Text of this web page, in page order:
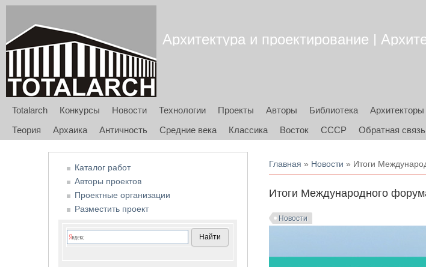
Архитектура и проектирование |
Totalarch Конкурсы Новости Технологии Проекты Авторы Библиотека Архитекторы
Теория
Архаика Античность Средние века Классика Восток СССР Обратная связь
Вы здесь
Главная » Новости » Итоги
Итоги Международного
Новости
Каталог работ
Авторы проектов
Проектные организации
Разместить проект